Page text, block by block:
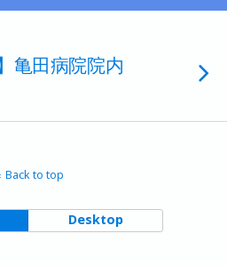
亀田病院院内
Back to top
Desktop